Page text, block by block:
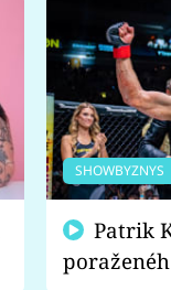
SHOWBYZNYS